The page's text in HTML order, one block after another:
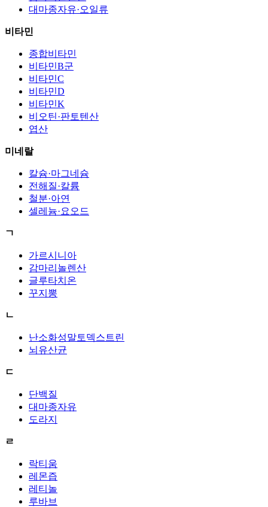
대마종자유·오일류
비타민
종합비타민
비타민B군
비타민C
비타민D
비타민K
비오틴·판토텐산
엽산
미네랄
칼슘·마그네슘
전해질·칼륨
철분·아연
셀레늄·요오드
ㄱ
가르시니아
감마리놀렌산
글루타치온
꾸지뽕
ㄴ
난소화성말토덱스트린
뇌유산균
ㄷ
단백질
대마종자유
도라지
ㄹ
락티움
레몬즙
레티놀
루바브